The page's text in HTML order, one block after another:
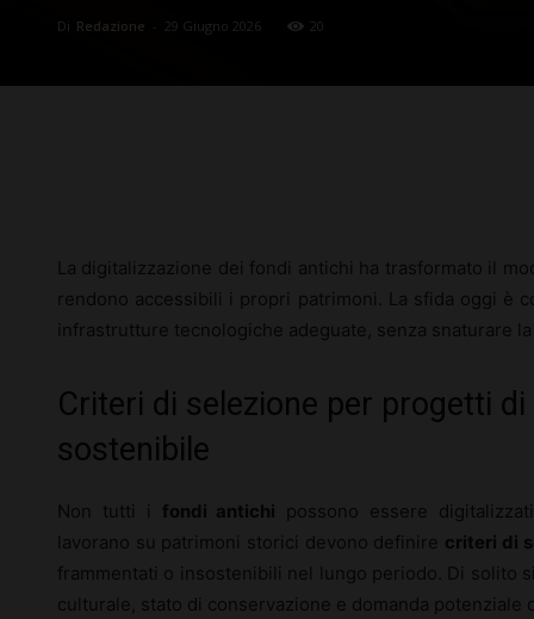
Di Redazione 29 Giugno 2026 20
La digitalizzazione dei fondi antichi ha trasformato il
rendono accessibili i propri patrimoni. La sfida oggi è
infrastrutture tecnologiche adeguate, senza snaturare
Criteri di selezione per progetti
sostenibile
Non tutti i fondi antichi possono essere
lavorano su patrimoni storici devono definire criteri di
frammentati o insostenibili nel lungo periodo. Di solito
culturale, stato di conservazione e domanda potenziale